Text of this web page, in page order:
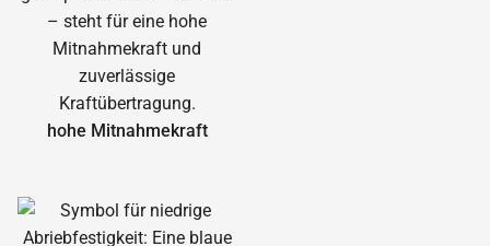
hohe Mitnahmekraft